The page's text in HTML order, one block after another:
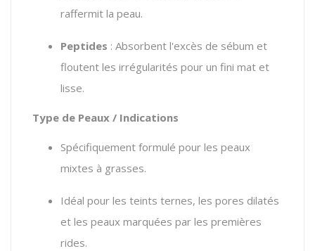
raffermit la peau.
Peptides : Absorbent l'excès de sébum et
floutent les irrégularités pour un fini mat et
lisse.
Type de Peaux / Indications
Spécifiquement formulé pour les peaux
mixtes à grasses.
Idéal pour les teints ternes, les pores dilatés
et les peaux marquées par les premières
rides.